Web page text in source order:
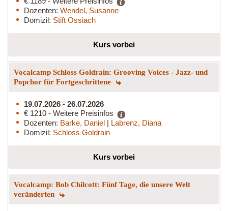
Dozenten: Wendel, Susanne
Domizil: Stift Ossiach
Kurs vorbei
Vocalcamp Schloss Goldrain: Grooving Voices - Jazz- und
Popchor für Fortgeschrittene
19.07.2026 - 26.07.2026
€ 1210 - Weitere Preisinfos
Dozenten: Barke, Daniel | Labrenz, Diana
Domizil: Schloss Goldrain
Kurs vorbei
Vocalcamp: Bob Chilcott: Fünf Tage, die unsere Welt
veränderten